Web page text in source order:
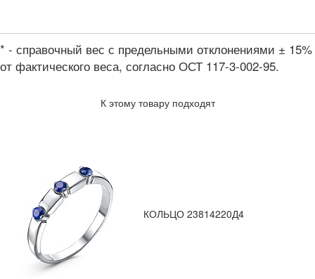
* - справочный вес с предельными отклонениями ± 15%
от фактического веса, согласно ОСТ 117-3-002-95.
К этому товару подходят
КОЛЬЦО 23814220Д4